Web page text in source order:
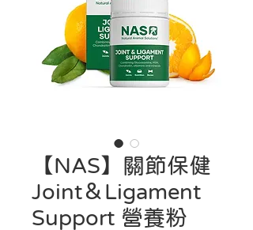
【NAS】關節保健
Joint＆Ligament
Support 營養粉